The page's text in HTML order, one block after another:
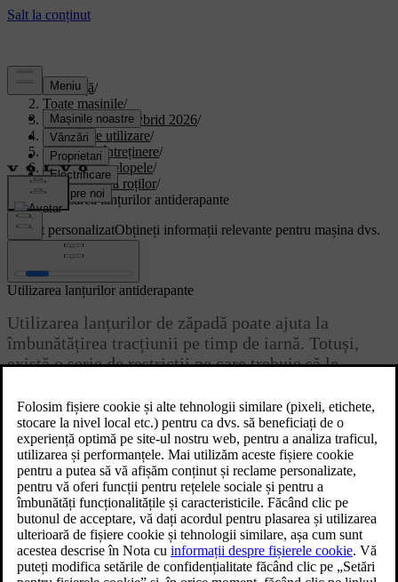
Asistență/
Toate mașinile/
XC90 Plug-in Hybrid 2026/
Manual de utilizare/
Îngrijire și întreținere/
Roțile și anvelopele/
Schimbarea roților/
Utilizarea lanțurilor antiderapante
Suport personalizatObțineți informații relevante pentru mașina dvs.
Conectează-te
Actualizat 16.04.2025
Utilizarea lanțurilor antiderapante
Utilizarea lanțurilor de zăpadă poate ajuta la
îmbunătățirea tracțiunii pe timp de iarnă. Totuși,
există o serie de restricții pe care trebuie să le